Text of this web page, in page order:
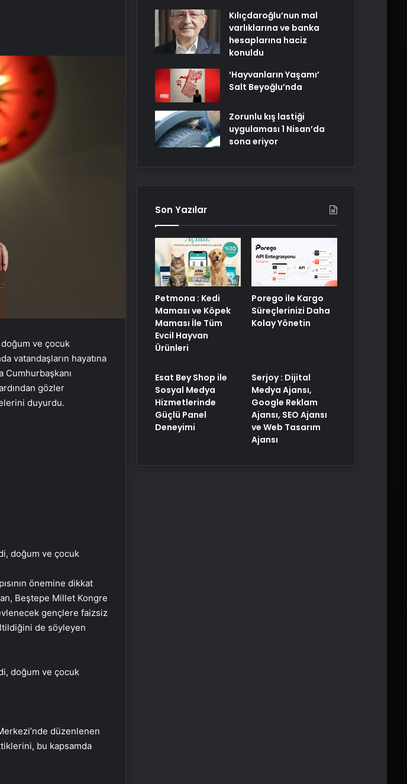
doğum ve çocuk
vatandaşların hayatına
Cumhurbaşkanı
gözler
duyurdu.
önemine dikkat
Beştepe Millet Kongre
gençlere faizsiz
de söyleyen
düzenlenen
bu kapsamda
Kılıçdaroğlu’nun mal
varlıklarına ve banka
hesaplarına haciz
konuldu
‘Hayvanların Yaşamı’
Salt Beyoğlu’nda
Zorunlu kış lastiği
uygulaması 1 Nisan’da
sona eriyor
Son Yazılar
Petmona : Kedi
Maması ve Köpek
Maması İle Tüm
Evcil Hayvan
Ürünleri
Porego ile Kargo
Süreçlerinizi Daha
Kolay Yönetin
Esat Bey Shop ile
Sosyal Medya
Hizmetlerinde
Güçlü Panel
Deneyimi
Serjoy : Dijital
Medya Ajansı,
Google Reklam
Ajansı, SEO Ajansı
ve Web Tasarım
Ajansı